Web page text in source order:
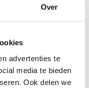
Over
advertenties te
media te bieden
Ook delen we